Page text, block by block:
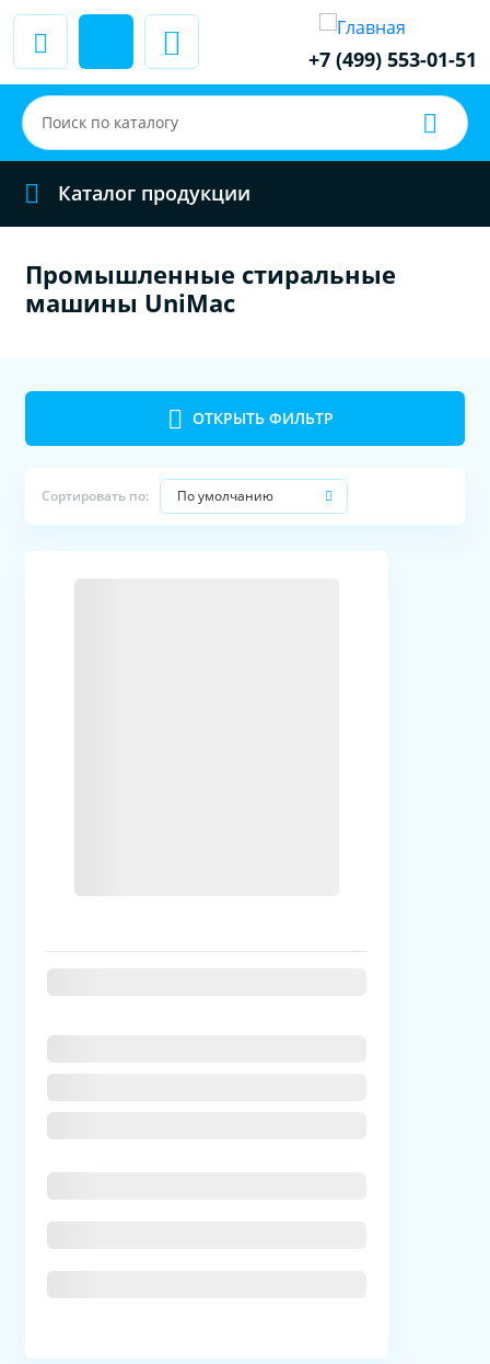
+7 (499) 553-01-51
Каталог продукции
Промышленные стиральные
машины UniMac
ОТКРЫТЬ ФИЛЬТР
Сортировать по: По умолчанию